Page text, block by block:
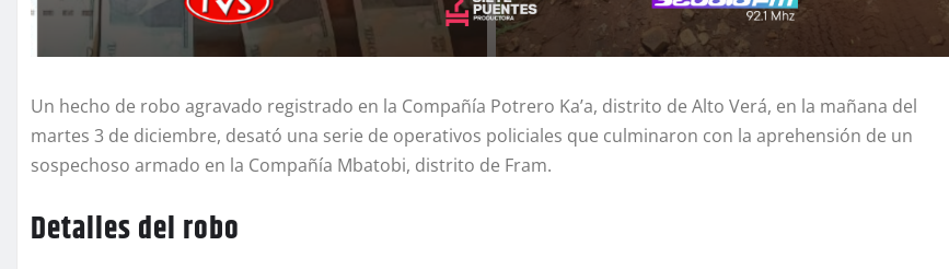
Un hecho de robo agravado registrado en la Compañía Potrero Ka’a, distrito de Alto Verá, en la mañana del
martes 3 de diciembre, desató una serie de operativos policiales que culminaron con la aprehensión de un
sospechoso armado en la Compañía Mbatobi, distrito de Fram.
Detalles del robo